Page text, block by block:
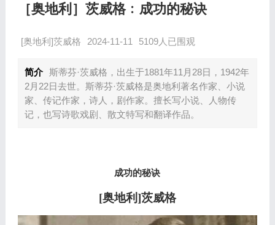
［奥地利］茨威格﹕成功的秘诀
[奥地利]茨威格 2024-11-11 5109人已围观
简介 斯蒂芬·茨威格，出生于1881年11月28日，1942年
2月22日去世。斯蒂芬·茨威格是奥地利著名作家、小说
家、传记作家，诗人，剧作家。擅长写小说、人物传
记，也写诗歌戏剧、散文特写和翻译作品。
成功的秘诀
[奥地利]茨威格